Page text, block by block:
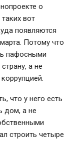
о
вот
появляются
Потому что
пафосными
а не
что у него есть
дом, а не
строить четыре